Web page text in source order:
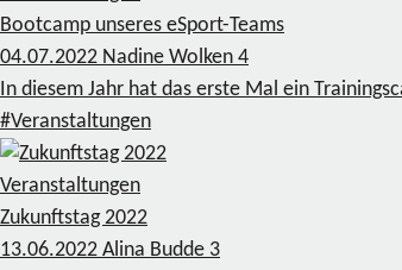
Bootcamp unseres eSport-Teams
04.07.2022 Nadine Wolken 4
In diesem Jahr hat das erste Mal ein
#Veranstaltungen
Veranstaltungen
Zukunftstag 2022
13.06.2022 Alina Budde 3